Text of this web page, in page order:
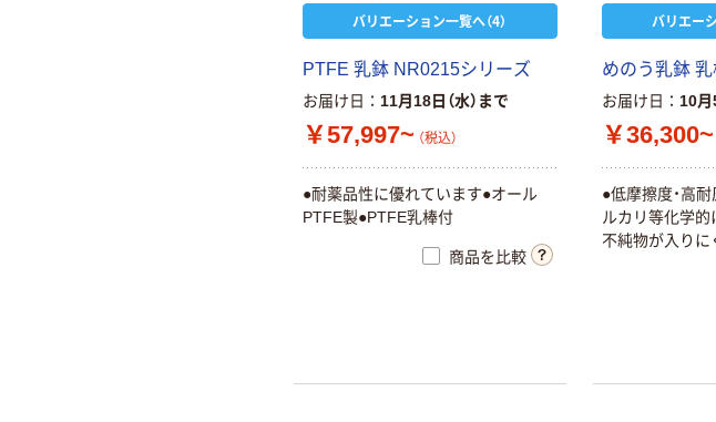
バリエーション一覧へ（4）
PTFE 乳鉢 NR0215シリーズ
お届け日 11月18日（水）まで
￥57,997~ （税込）
●耐薬品性に優れています●オール
PTFE製●PTFE乳棒付
商品を比較
バリエー
めのう乳鉢
お届け日 10月
￥36,300~
●低摩擦度・高耐
ルカリ等化学的
不純物が入りに